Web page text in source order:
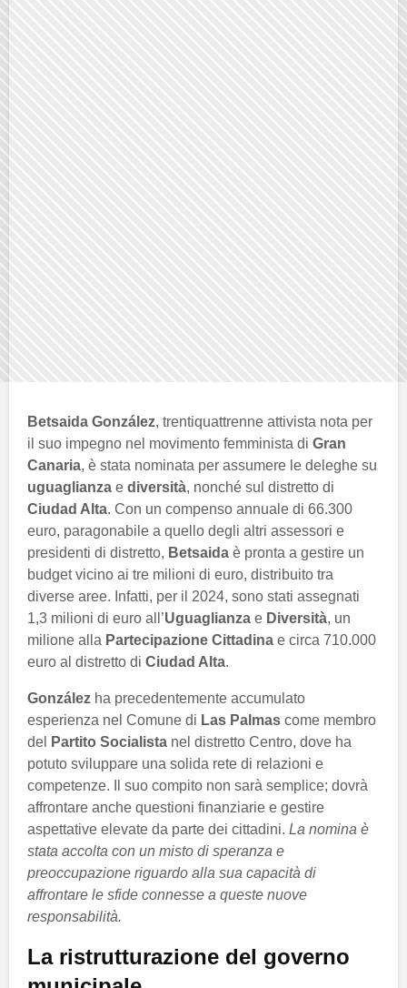
Betsaida González, trentiquattrenne attivista nota per
il suo impegno nel movimento femminista di Gran
Canaria, è stata nominata per assumere le deleghe su
uguaglianza e diversità, nonché sul distretto di
Ciudad Alta. Con un compenso annuale di 66.300
euro, paragonabile a quello degli altri assessori e
presidenti di distretto, Betsaida è pronta a gestire un
budget vicino ai tre milioni di euro, distribuito tra
diverse aree. Infatti, per il 2024, sono stati assegnati
1,3 milioni di euro all’Uguaglianza e Diversità, un
milione alla Partecipazione Cittadina e circa 710.000
euro al distretto di Ciudad Alta.
González ha precedentemente accumulato
esperienza nel Comune di Las Palmas come membro
del
Partito Socialista nel distretto Centro, dove ha
potuto sviluppare una solida rete di relazioni e
competenze. Il suo compito non sarà semplice; dovrà
affrontare anche questioni finanziarie e gestire
aspettative elevate da parte dei cittadini. La nomina è
stata accolta con un misto di speranza e
preoccupazione riguardo alla sua capacità di
affrontare le sfide connesse a queste nuove
responsabilità.
La ristrutturazione del governo